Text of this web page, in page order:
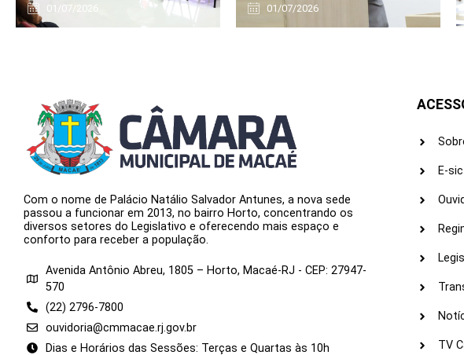
01/07/2026 01/07/2026
Com o nome de Palácio Natálio Salvador Antunes, a nova sede
passou a funcionar em 2013, no bairro Horto, concentrando os
diversos setores do Legislativo e oferecendo mais espaço e
conforto para receber a população.
Avenida Antônio Abreu, 1805 – Horto, Macaé-RJ - CEP: 27947-
570
(22) 2796-7800
ouvidoria@cmmacae.rj.gov.br
Dias e Horários das Sessões: Terças e Quartas às 10h
E-sic
TV